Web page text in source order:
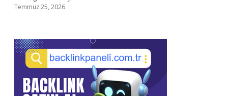
Temmuz 25, 2026